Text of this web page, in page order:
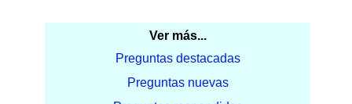
Ver más...
Preguntas destacadas
Preguntas nuevas